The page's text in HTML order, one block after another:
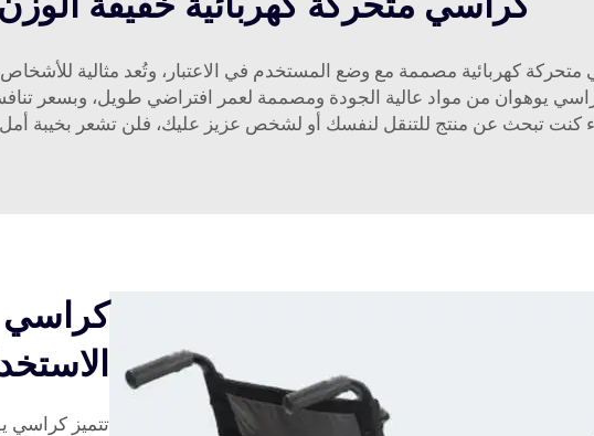
كهربائية مصممة مع وضع المستخدم في الاعتبار، وتُعد مثالية
يوهوان من مواد عالية الجودة ومصممة لعمر افتراضي طويل، وبسعر
كنت تبحث عن منتج للتنقل لنفسك أو لشخص عزيز عليك، فلن تشعر بخيبة أمل.
كراسي
تتميز كراسي